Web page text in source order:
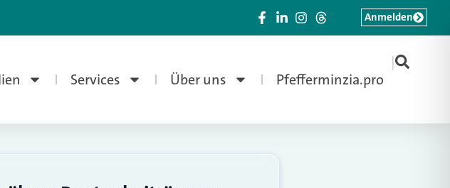
Services Über uns Pfefferminzia.pro
|
Anmelden